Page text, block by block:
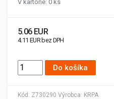
Kód: Z730290 Výrobca: KRPA
V kartóne: 0 ks
5.06 EUR
4.11 EUR bez DPH
Do košíka